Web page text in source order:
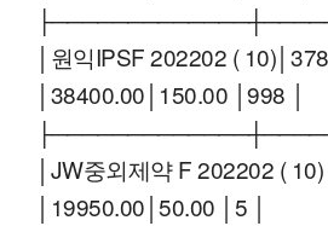
│원익IPSF 202202 (
│38400.00│150.00 │998 │
│JW중외제약 F 202202 (
│19950.00│50.00 │5 │